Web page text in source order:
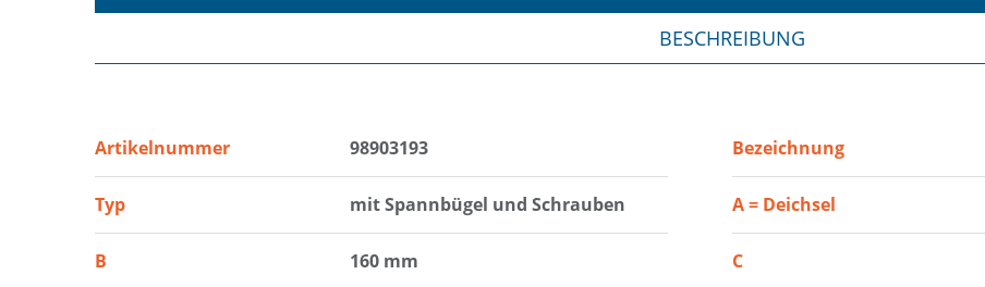
Artikelnummer 98903193 Bezeichnung
Typ mit Spannbügel und Schrauben A = Deichsel
B 160 mm C
BESCHREIBUNG